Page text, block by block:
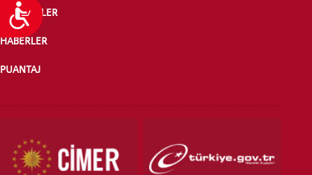
Ulaşılabilirlik
ETKİNLİKLER
HABERLER
PUANTAJ